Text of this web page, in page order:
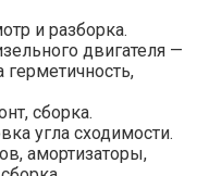
и разборка.
двигателя —
герметичность,
сборка.
угла сходимости.
амортизаторы,